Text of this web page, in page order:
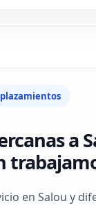
a
en Salou y